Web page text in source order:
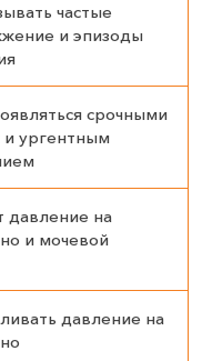
частые
и эпизоды
срочными
ургентным
давление на
и мочевой
давление на